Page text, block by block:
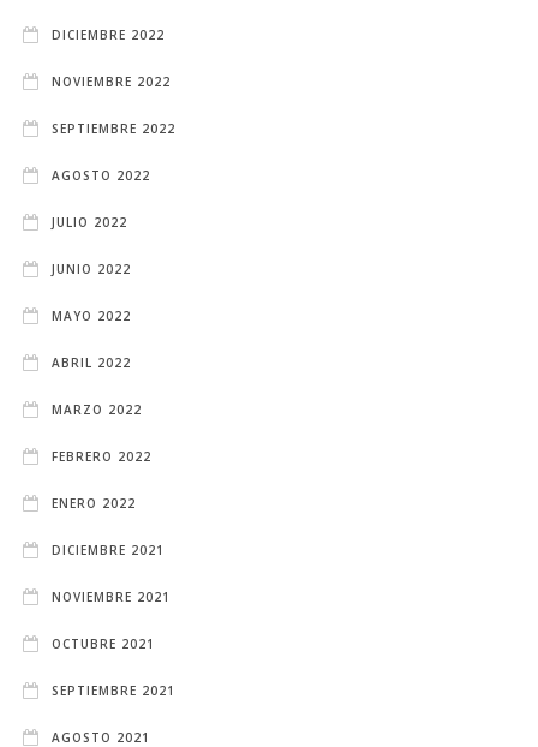
DICIEMBRE 2022
NOVIEMBRE 2022
SEPTIEMBRE 2022
AGOSTO 2022
JULIO 2022
JUNIO 2022
MAYO 2022
ABRIL 2022
MARZO 2022
FEBRERO 2022
ENERO 2022
DICIEMBRE 2021
NOVIEMBRE 2021
OCTUBRE 2021
SEPTIEMBRE 2021
AGOSTO 2021